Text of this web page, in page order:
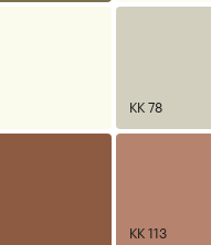
KK 78
KK 113